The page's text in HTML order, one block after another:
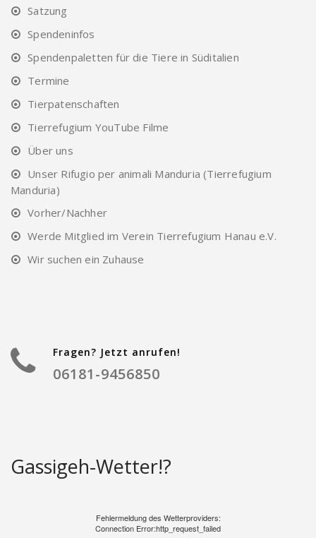
Satzung
Spendeninfos
Spendenpaletten für die Tiere in Süditalien
Termine
Tierpatenschaften
Tierrefugium YouTube Filme
Über uns
Unser Rifugio per animali Manduria (Tierrefugium
Manduria)
Vorher/Nachher
Werde Mitglied im Verein Tierrefugium Hanau e.V.
Wir suchen ein Zuhause
Fragen? Jetzt anrufen!
06181-9456850
Gassigeh-Wetter!?
Fehlermeldung des Wetterproviders:
Connection Error:http_request_failed